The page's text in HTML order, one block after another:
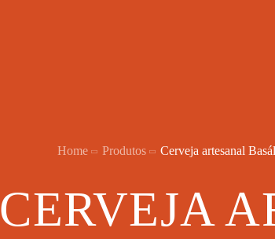
Home Produtos Cerveja artesanal
CERVEJA